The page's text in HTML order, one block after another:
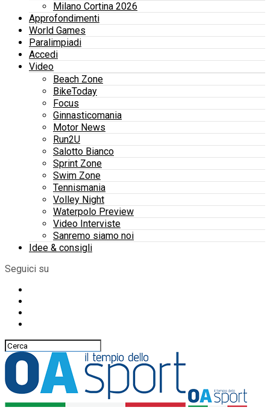
Milano Cortina 2026
Approfondimenti
World Games
Paralimpiadi
Accedi
Video
Beach Zone
BikeToday
Focus
Ginnasticomania
Motor News
Run2U
Salotto Bianco
Sprint Zone
Swim Zone
Tennismania
Volley Night
Waterpolo Preview
Video Interviste
Sanremo siamo noi
Idee & consigli
Seguici su